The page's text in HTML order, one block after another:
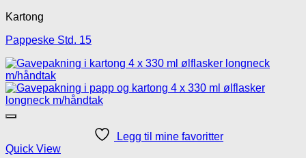
Kartong
Pappeske Std. 15
Legg til mine favoritter
Quick View